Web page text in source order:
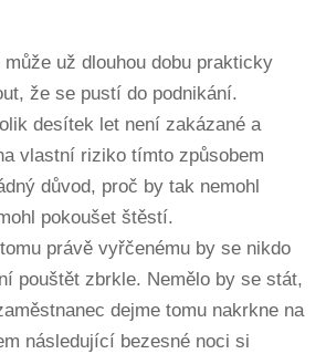
už dlouhou dobu prakticky
že se pustí do podnikání.
desítek let není zakázané a
vlastní riziko tímto způsobem
důvod, proč by tak nemohl
pokoušet štěstí.
právě vyřčenému by se nikdo
pouštět zbrkle. Nemělo by se stát,
dejme tomu nakrkne na
následující bezesné noci si